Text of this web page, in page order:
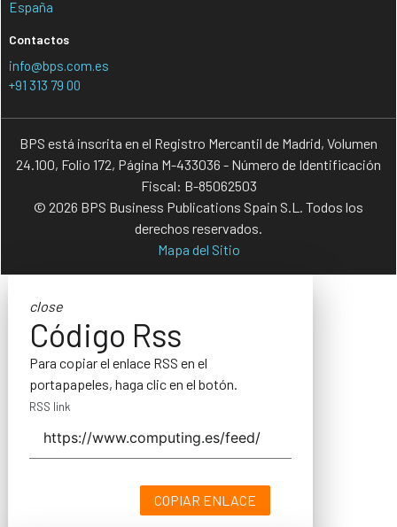
España
Contactos
info@bps.com.es
+91 313 79 00
BPS está inscrita en el Registro Mercantil de Madrid, Volumen
24.100, Folio 172, Página M-433036 - Número de Identificación
Fiscal: B-85062503
© 2026 BPS Business Publications Spain S.L. Todos los
derechos reservados.
Mapa del Sitio
close
Código Rss
Para copiar el enlace RSS en el
portapapeles, haga clic en el botón.
RSS link
COPIAR ENLACE